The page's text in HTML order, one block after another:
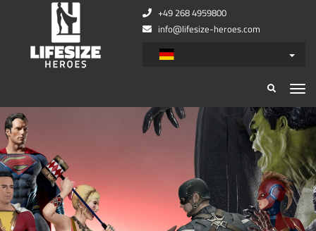
+49 268 4959800
info@lifesize-heroes.com